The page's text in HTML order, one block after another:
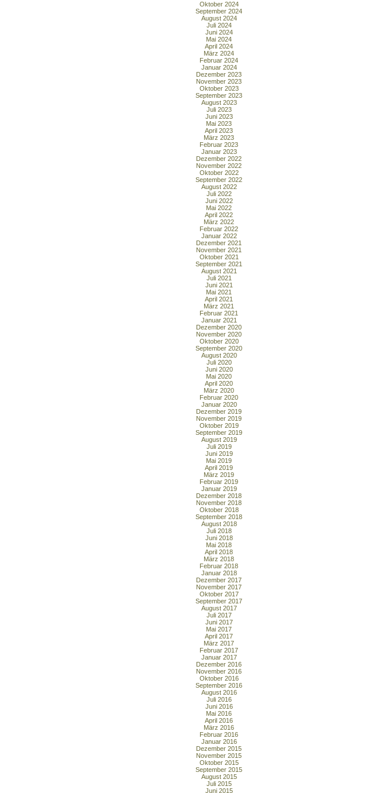
Oktober 2024
September 2024
August 2024
Juli 2024
Juni 2024
Mai 2024
April 2024
März 2024
Februar 2024
Januar 2024
Dezember 2023
November 2023
Oktober 2023
September 2023
August 2023
Juli 2023
Juni 2023
Mai 2023
April 2023
März 2023
Februar 2023
Januar 2023
Dezember 2022
November 2022
Oktober 2022
September 2022
August 2022
Juli 2022
Juni 2022
Mai 2022
April 2022
März 2022
Februar 2022
Januar 2022
Dezember 2021
November 2021
Oktober 2021
September 2021
August 2021
Juli 2021
Juni 2021
Mai 2021
April 2021
März 2021
Februar 2021
Januar 2021
Dezember 2020
November 2020
Oktober 2020
September 2020
August 2020
Juli 2020
Juni 2020
Mai 2020
April 2020
März 2020
Februar 2020
Januar 2020
Dezember 2019
November 2019
Oktober 2019
September 2019
August 2019
Juli 2019
Juni 2019
Mai 2019
April 2019
März 2019
Februar 2019
Januar 2019
Dezember 2018
November 2018
Oktober 2018
September 2018
August 2018
Juli 2018
Juni 2018
Mai 2018
April 2018
März 2018
Februar 2018
Januar 2018
Dezember 2017
November 2017
Oktober 2017
September 2017
August 2017
Juli 2017
Juni 2017
Mai 2017
April 2017
März 2017
Februar 2017
Januar 2017
Dezember 2016
November 2016
Oktober 2016
September 2016
August 2016
Juli 2016
Juni 2016
Mai 2016
April 2016
März 2016
Februar 2016
Januar 2016
Dezember 2015
November 2015
Oktober 2015
September 2015
August 2015
Juli 2015
Juni 2015